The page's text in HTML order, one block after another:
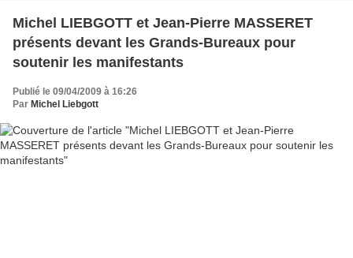
Michel LIEBGOTT et Jean-Pierre MASSERET
présents devant les Grands-Bureaux pour
soutenir les manifestants
Publié le 09/04/2009 à 16:26
Par Michel Liebgott